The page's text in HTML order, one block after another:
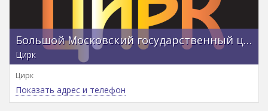
Большой Московский государственный цирк
Цирк
Цирк
Показать адрес и телефон